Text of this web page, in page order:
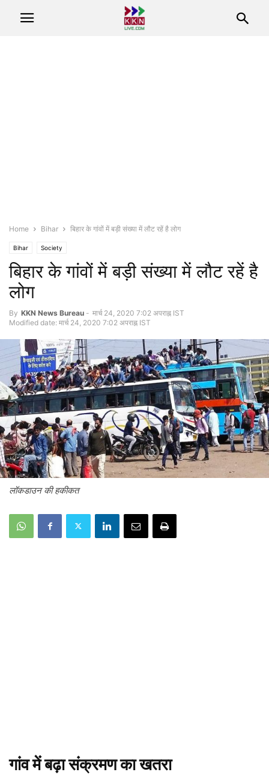
Home Bihar बिहार के गांवों में बड़ी संख्या में लौट रहें है लोग
Bihar Society
बिहार के गांवों में बड़ी संख्या में लौट रहें है
लोग
By KKN News Bureau - मार्च 24, 2020 7:02 अपराह्न IST
Modified date: मार्च 24, 2020 7:02 अपराह्न IST
लॉकडाउन की हकीकत
गांव में बढ़ा संक्रमण का खतरा